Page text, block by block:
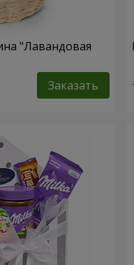
"Лавандовая
Заказать